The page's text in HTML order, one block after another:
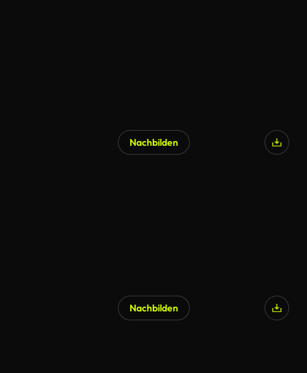
Nachbilden
Nachbilden